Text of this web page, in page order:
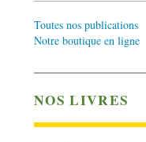
Toutes nos publications
Notre boutique en ligne
NOS LIVRES